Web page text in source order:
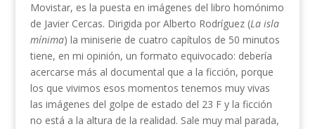
Movistar, es la puesta en imágenes del libro homónimo
de Javier Cercas. Dirigida por Alberto Rodríguez (La isla
mínima) la miniserie de cuatro capítulos de 50 minutos
tiene, en mi opinión, un formato equivocado: debería
acercarse más al documental que a la ficción, porque
los que vivimos esos momentos tenemos muy vivas
las imágenes del golpe de estado del 23 F y la ficción
no está a la altura de la realidad. Sale muy mal parada,